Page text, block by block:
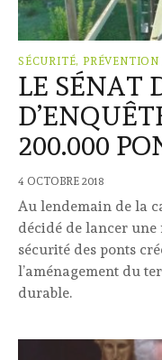
SÉCURITÉ, PRÉVENTION
LE SÉNAT
200.000
4 OCTOBRE 2018
Au lendemain de la
décidé de lancer
sécurité des ponts
l’aménagement du
durable.